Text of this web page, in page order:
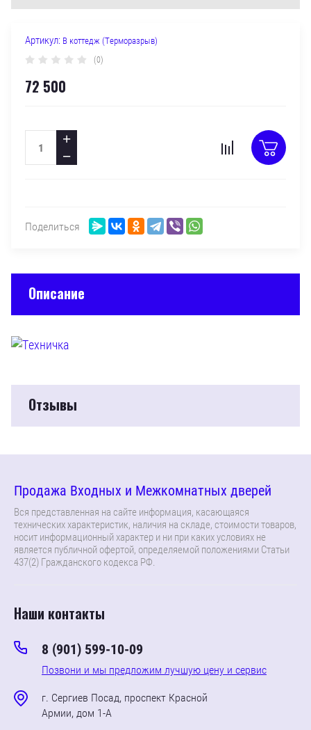
Артикул: В коттедж (Терморазрыв)
(0)
72 500
+
−
Поделиться
Описание
Отзывы
Продажа Входных и Межкомнатных дверей
Вся представленная на сайте информация, касающаяся
технических характеристик, наличия на складе, стоимости товаров,
носит информационный характер и ни при каких условиях не
является публичной офертой, определяемой положениями Статьи
437(2) Гражданского кодекса РФ.
Наши контакты
8 (901) 599-10-09
Позвони и мы предложим лучшую цену и сервис
г. Сергиев Посад, проспект Красной
Армии, дом 1-А